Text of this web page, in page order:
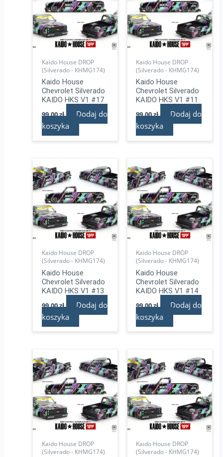
Kaido House DROP
(Silverado - KHMG174)
Kaido House
Chevrolet Silverado
KAIDO HKS V1 #17
99,00zł
Dodaj do
koszyka
Kaido House DROP
(Silverado - KHMG174)
Kaido House
Chevrolet Silverado
KAIDO HKS V1 #11
99,00zł
Dodaj do
koszyka
Kaido House DROP
(Silverado - KHMG174)
Kaido House
Chevrolet Silverado
KAIDO HKS V1 #13
99,00zł
Dodaj do
koszyka
Kaido House DROP
(Silverado - KHMG174)
Kaido House
Chevrolet Silverado
KAIDO HKS V1 #14
99,00zł
Dodaj do
koszyka
Kaido House DROP
(Silverado - KHMG174)
Kaido House DROP
(Silverado - KHMG174)